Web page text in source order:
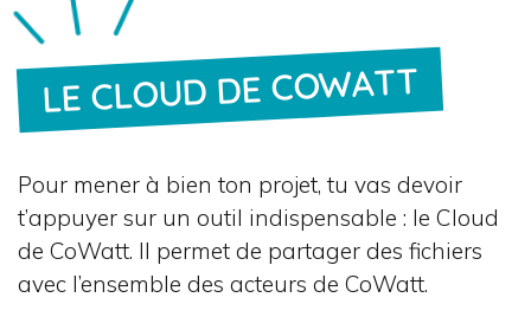
LE CLOUD DE COWATT
Pour mener à bien ton projet, tu vas devoir
t’appuyer sur un outil indispensable : le Cloud
de CoWatt. Il permet de partager des fichiers
avec l’ensemble des acteurs de CoWatt.